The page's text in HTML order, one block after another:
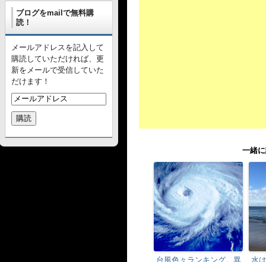
一緒
台風色々ランキング。異 水
ブログをmailで無料購
読！
メールアドレスを記入して
購読していただければ、更
新をメールで受信していた
だけます！